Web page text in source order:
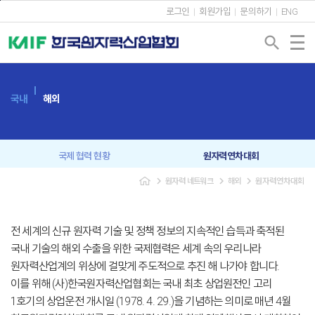
로그인 회원가입 문의하기 ENG
search
국내 해외
국제 협력 현황 원자력연차대회
navigate_next 원자력 네트워크 navigate_next 해외 navigate_next 원자력연차대회
전 세계의 신규 원자력 기술 및 정책 정보의 지속적인 습득과 축적된
국내 기술의 해외 수출을 위한 국제협력은 세계 속의 우리나라
원자력산업계의 위상에 걸맞게 주도적으로 추진 해 나가야 합니다.
이를 위해 (사)한국원자력산업협회는 국내 최초 상업원전인 고리
1호기의 상업운전 개시일 (1978. 4. 29.)을 기념하는 의미로 매년 4월